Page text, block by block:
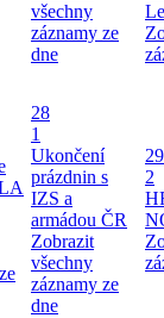
všechny
záznamy ze
dne
28
1
Ukončení
prázdnin s
IZS a
armádou ČR
Zobrazit
všechny
záznamy ze
dne
29
2